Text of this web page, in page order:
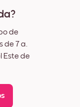
de
de 7 a.
Este de